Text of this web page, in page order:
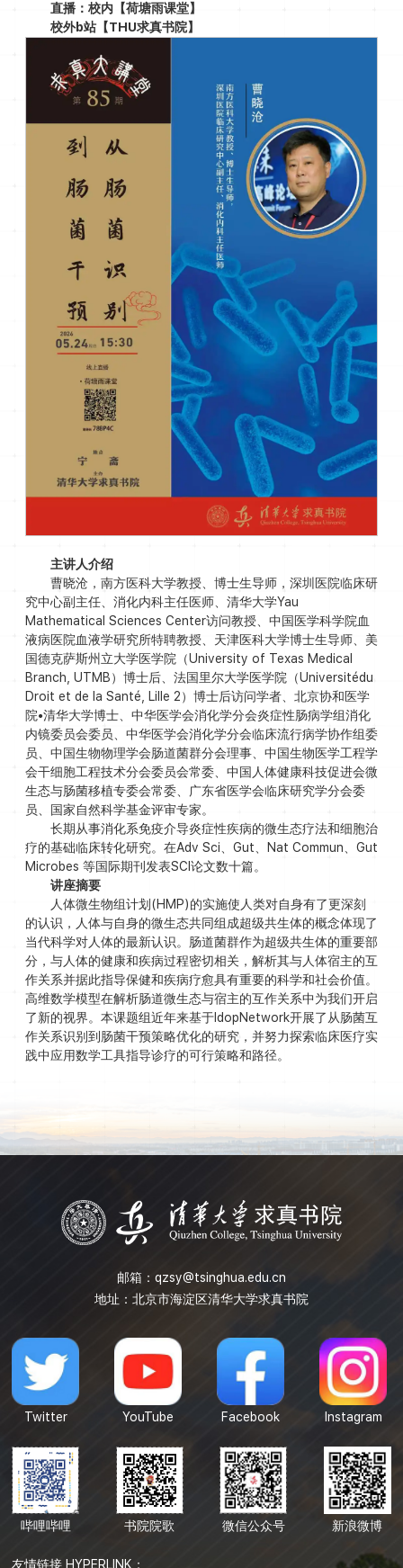
直播： 校内【荷塘雨课堂】
校外b站【THU求真书院】
主讲人介绍
曹晓沧，南方医科大学教授、博士生导师，深圳医院临床研
究中心副主任、消化内科主任医师、清华大学Yau
Mathematical Sciences Center访问教授、中国医学科学院血
液病医院血液学研究所特聘教授、天津医科大学博士生导师、美
国德克萨斯州立大学医学院（University of Texas Medical
Branch, UTMB）博士后、法国里尔大学医学院（Universitédu
Droit et de la Santé, Lille 2）博士后访问学者、北京协和医学
院∙清华大学博士、中华医学会消化学分会炎症性肠病学组消化
内镜委员会委员、中华医学会消化学分会临床流行病学协作组委
员、中国生物物理学会肠道菌群分会理事、中国生物医学工程学
会干细胞工程技术分会委员会常委、中国人体健康科技促进会微
生态与肠菌移植专委会常委、广东省医学会临床研究学分会委
员、国家自然科学基金评审专家。
长期从事消化系免疫介导炎症性疾病的微生态疗法和细胞治
疗的基础临床转化研究。在Adv Sci、Gut、Nat Commun、Gut
Microbes 等国际期刊发表SCI论文数十篇。
讲座摘要
人体微生物组计划(HMP)的实施使人类对自身有了更深刻
的认识，人体与自身的微生态共同组成超级共生体的概念体现了
当代科学对人体的最新认识。肠道菌群作为超级共生体的重要部
分，与人体的健康和疾病过程密切相关，解析其与人体宿主的互
作关系并据此指导保健和疾病疗愈具有重要的科学和社会价值。
高维数学模型在解析肠道微生态与宿主的互作关系中为我们开启
了新的视界。本课题组近年来基于IdopNetwork开展了从肠菌互
作关系识别到肠菌干预策略优化的研究，并努力探索临床医疗实
践中应用数学工具指导诊疗的可行策略和路径。
邮箱： qzsy@tsinghua.edu.cn
地址：北京市海淀区清华大学求真书院
Twitter YouTube Facebook Instagram
哔哩哔哩 书院院歌 微信公众号 新浪微博
友情链接 HYPERLINK：